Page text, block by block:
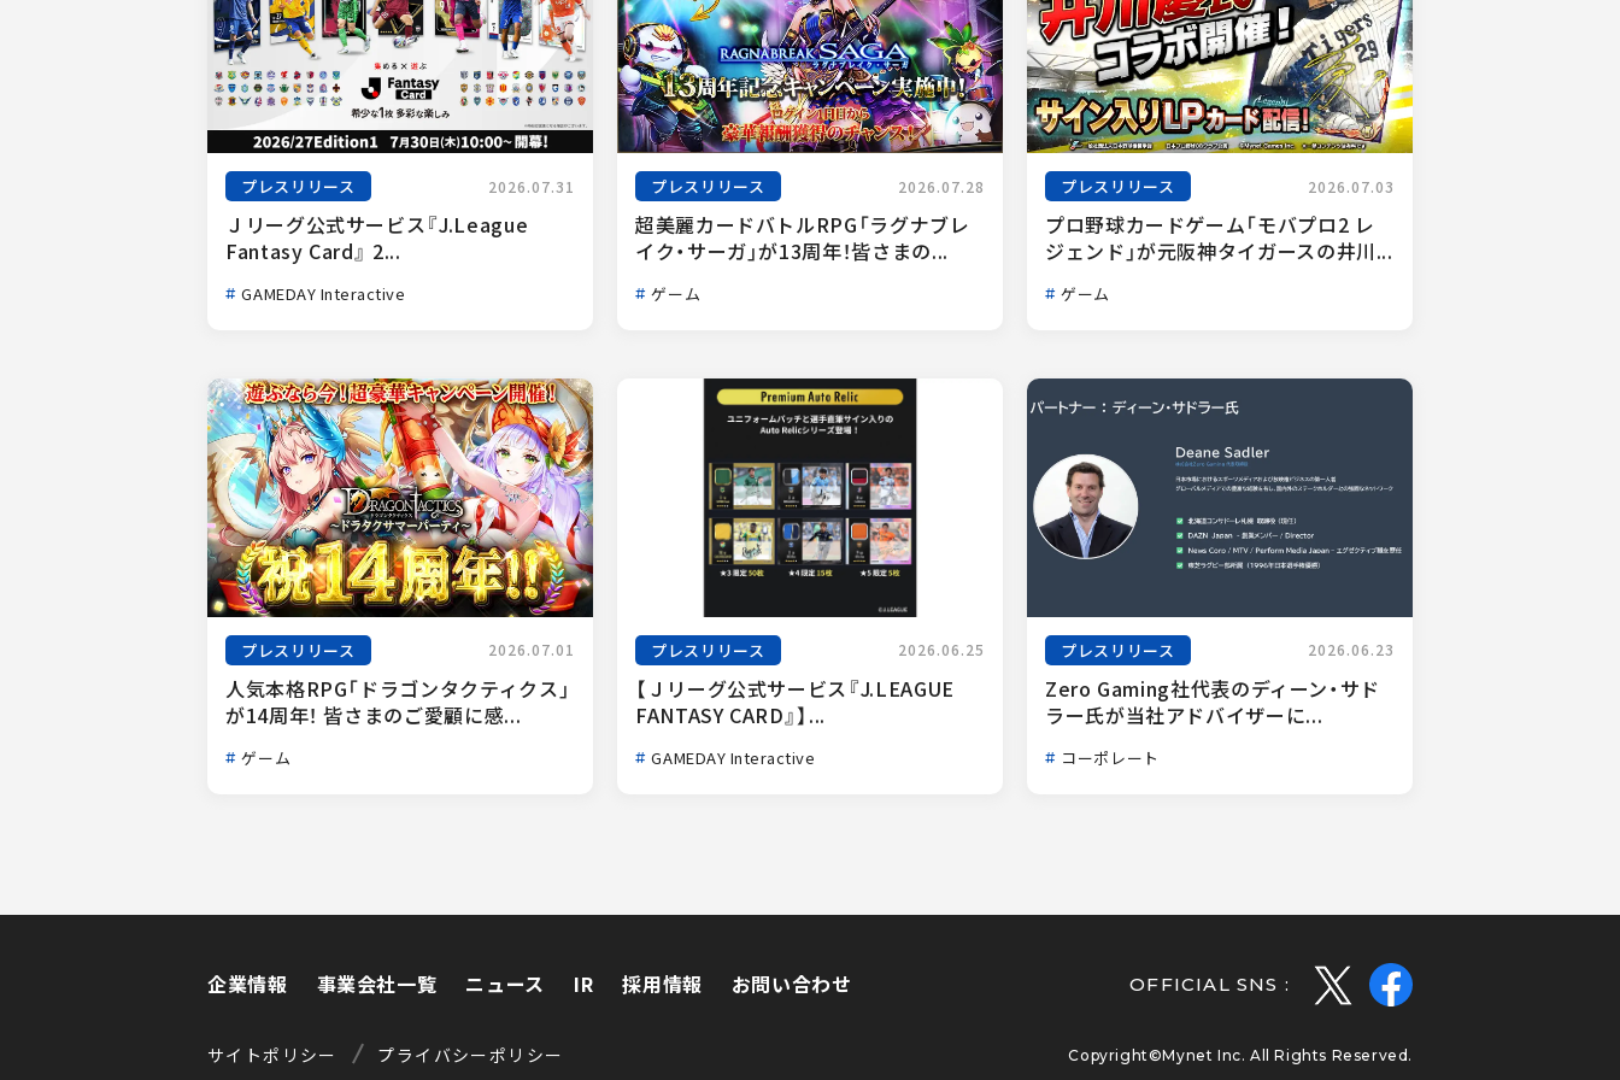
プレスリリース 2026.07.31
Ｊリーグ公式サービス『J.League
Fantasy Card』 2...
GAMEDAY Interactive
プレスリリース 2026.07.28
超美麗カードバトルRPG「ラグナブレ
イク・サーガ」が13周年！皆さまの...
ゲーム
プレスリリース 2026.07.03
プロ野球カードゲーム「モバプロ2 レ
ジェンド」が元阪神タイガースの井川...
ゲーム
プレスリリース 2026.07.01
人気本格RPG「ドラゴンタクティクス」
が14周年！ 皆さまのご愛顧に感...
ゲーム
プレスリリース 2026.06.25
【Ｊリーグ公式サービス『J.LEAGUE
FANTASY CARD』】...
GAMEDAY Interactive
プレスリリース 2026.06.23
Zero Gaming社代表のディーン・サド
ラー氏が当社アドバイザーに...
コーポレート
企業情報
事業会社一覧
ニュース
IR
採用情報
お問い合わせ
OFFICIAL SNS :
サイトポリシー
プライバシーポリシー
Copyright©Mynet Inc. All Rights Reserved.